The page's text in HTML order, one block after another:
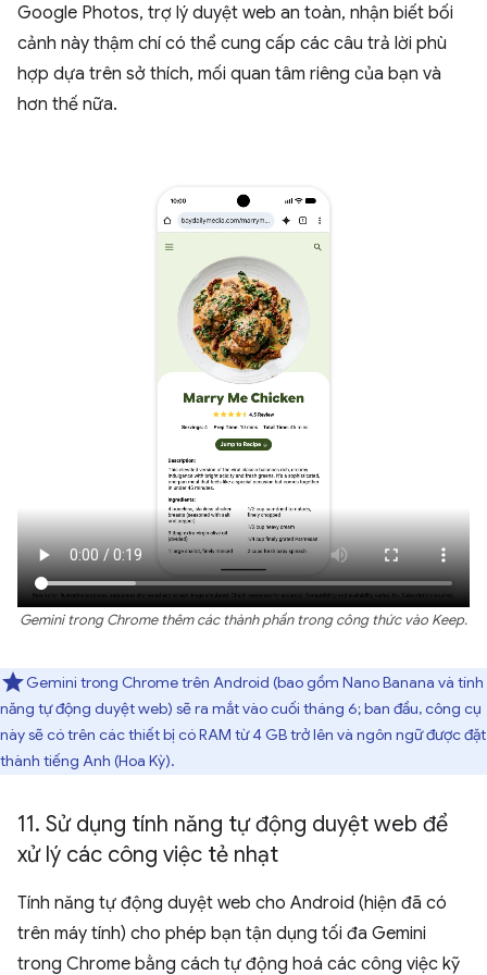
Google Photos, trợ lý duyệt web an toàn, nhận biết bối
cảnh này thậm chí có thể cung cấp các câu trả lời phù
hợp dựa trên sở thích, mối quan tâm riêng của bạn và
hơn thế nữa.
Gemini trong Chrome thêm các thành phần trong công thức vào Keep.
Gemini trong Chrome trên Android (bao gồm Nano Banana và tính
năng tự động duyệt web) sẽ ra mắt vào cuối tháng 6; ban đầu, công cụ
này sẽ có trên các thiết bị có RAM từ 4 GB trở lên và ngôn ngữ được đặt
thành tiếng Anh (Hoa Kỳ).
11. Sử dụng tính năng tự động duyệt web để
xử lý các công việc tẻ nhạt
Tính năng tự động duyệt web cho Android (hiện đã có
trên máy tính) cho phép bạn tận dụng tối đa Gemini
trong Chrome bằng cách tự động hoá các công việc kỹ